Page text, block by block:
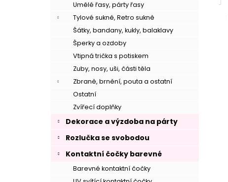
Umělé řasy, párty řasy
Tylové sukně, Retro sukně
Šátky, bandany, kukly, balaklavy
Šperky a ozdoby
Vtipná trička s potiskem
Zuby, nosy, uši, části těla
Zbraně, brnění, pouta a ostatní
Ostatní
Zvířecí doplňky
Dekorace a výzdoba na párty
Rozlučka se svobodou
Kontaktní čočky barevné
Barevné kontaktní čočky